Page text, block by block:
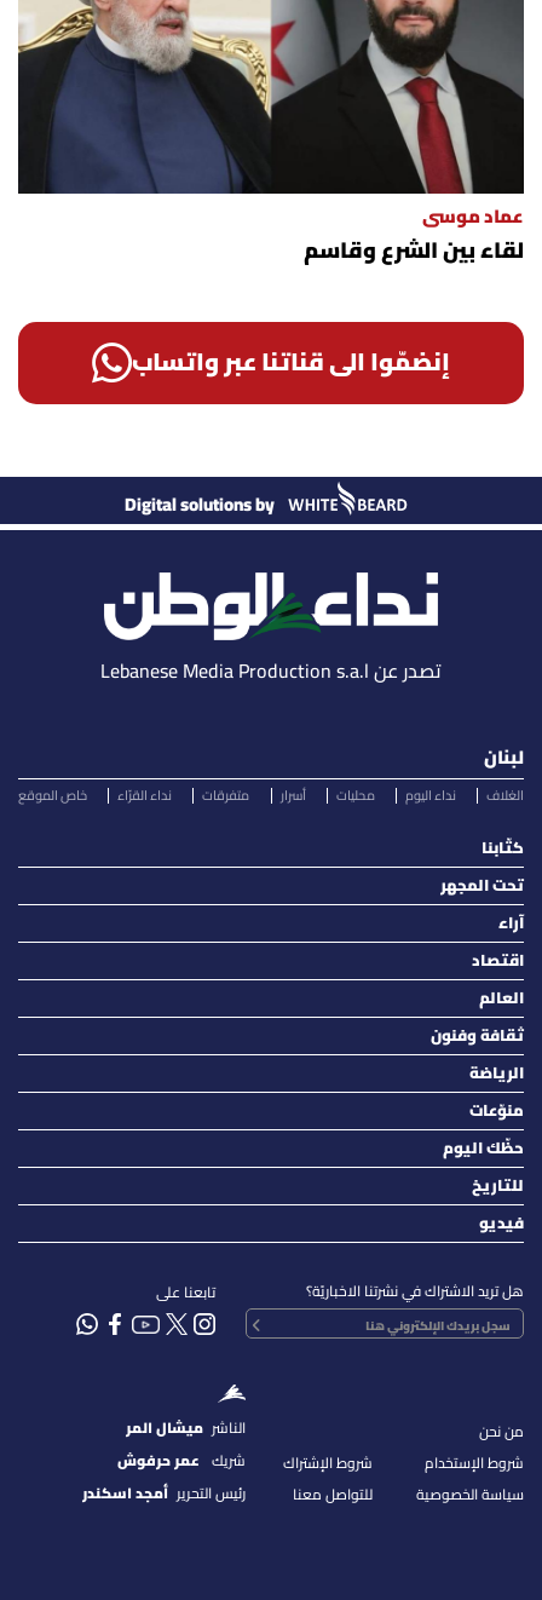
عماد موسى
لقاء بين الشرع وقاسم
إنضمّوا الى قناتنا عبر واتساب
Digital solutions by
تصدر عن Lebanese Media Production s.a.l
لبنان
الغلاف نداء اليوم محليات أسرار متفرقات نداء القرّاء خاص الموقع
كتّابنا
تحت المجهر
آراء
اقتصاد
العالم
ثقافة وفنون
الرياضة
منوّعات
حظّك اليوم
للتاريخ
فيديو
هل تريد الاشتراك في نشرتنا الاخباريّة؟ تابعنا على
من نحن
شروط الإستخدام
سياسة الخصوصية
شروط الإشتراك
للتواصل معنا
الناشر ميشال المر
شريك عمر حرفوش
رئيس التحرير أمجد اسكندر